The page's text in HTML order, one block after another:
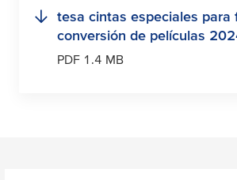
tesa cintas especiales para
conversión de películas
PDF 1.4 MB